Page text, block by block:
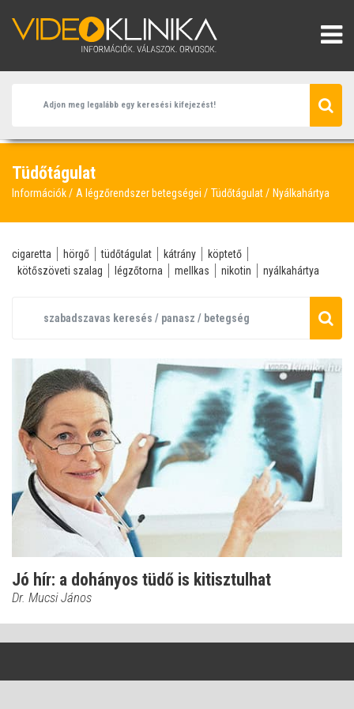
Tüdőtágulat
Információk A légzőrendszer betegségei Tüdőtágulat Nyálkahártya
cigaretta hörgő tüdőtágulat kátrány
köptető
kötőszöveti szalag
légzőtorna mellkas nikotin nyálkahártya
Jó hír: a dohányos tüdő is kitisztulhat
Dr. Mucsi János